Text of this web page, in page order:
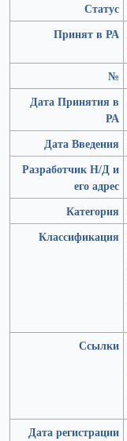
Статус
Принят в РА
№
Дата Принятия в
РА
Дата Введения
Разработчик Н/Д и
его адрес
Категория
Классификация
Ссылки
Дата регистрации